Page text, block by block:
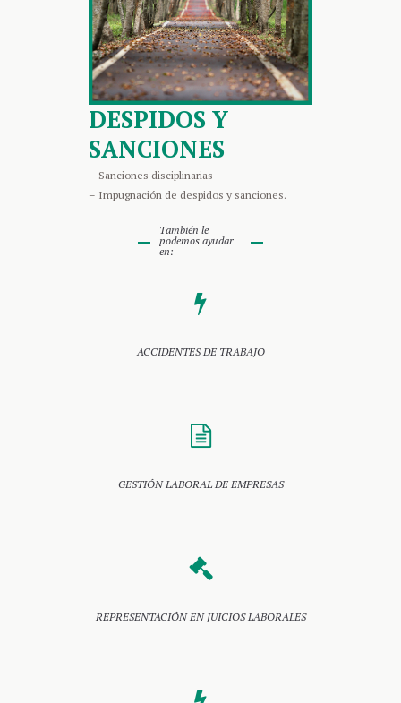
DESPIDOS Y
SANCIONES
– Sanciones disciplinarias
– Impugnación de despidos y sanciones.
También le
podemos ayudar
en:
ACCIDENTES DE TRABAJO
GESTIÓN LABORAL DE EMPRESAS
REPRESENTACIÓN EN JUICIOS LABORALES